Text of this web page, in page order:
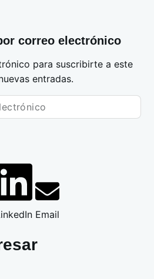
correo electrónico
para suscribirte a este
entradas.
Email